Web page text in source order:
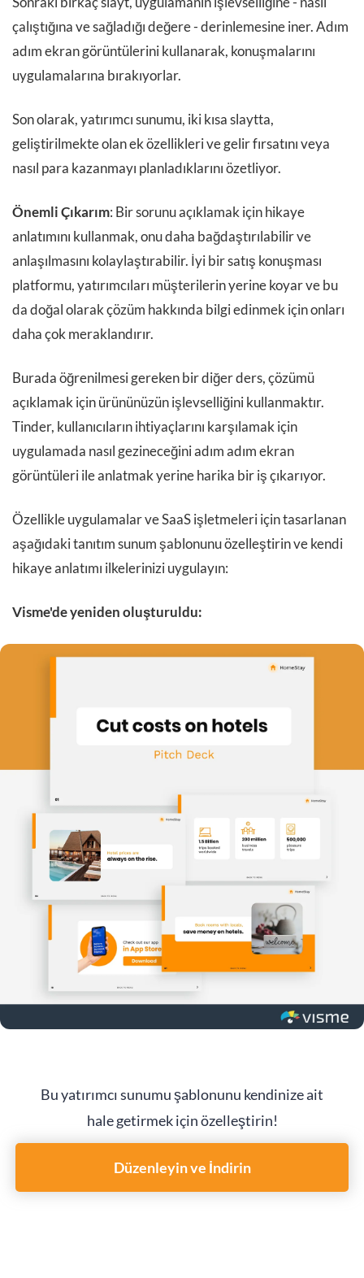
çalıştığına ve sağladığı değere - derinlemesine iner. Adım
adım ekran görüntülerini kullanarak, konuşmalarını
uygulamalarına bırakıyorlar.
Son olarak, yatırımcı sunumu, iki kısa slaytta,
geliştirilmekte olan ek özellikleri ve gelir fırsatını veya
nasıl para kazanmayı planladıklarını özetliyor.
Önemli Çıkarım: Bir sorunu açıklamak için hikaye
anlatımını kullanmak, onu daha bağdaştırılabilir ve
anlaşılmasını kolaylaştırabilir. İyi bir satış konuşması
platformu, yatırımcıları müşterilerin yerine koyar ve bu
da doğal olarak çözüm hakkında bilgi edinmek için onları
daha çok meraklandırır.
Burada öğrenilmesi gereken bir diğer ders, çözümü
açıklamak için ürününüzün işlevselliğini kullanmaktır.
Tinder, kullanıcıların ihtiyaçlarını karşılamak için
uygulamada nasıl gezineceğini adım adım ekran
görüntüleri ile anlatmak yerine harika bir iş çıkarıyor.
Özellikle uygulamalar ve SaaS işletmeleri için tasarlanan
aşağıdaki tanıtım sunum şablonunu özelleştirin ve kendi
hikaye anlatımı ilkelerinizi uygulayın:
Visme'de yeniden oluşturuldu:
Bu yatırımcı sunumu şablonunu kendinize ait
hale getirmek için özelleştirin!
Düzenleyin ve İndirin